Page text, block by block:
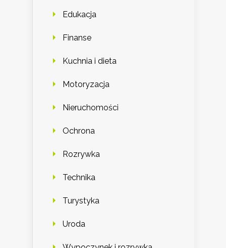
Edukacja
Finanse
Kuchnia i dieta
Motoryzacja
Nieruchomości
Ochrona
Rozrywka
Technika
Turystyka
Uroda